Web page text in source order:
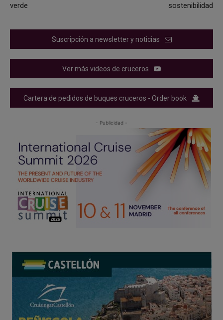
verde
sostenibilidad
Suscripción a newsletter y noticias
Ver más videos de cruceros
Cartera de pedidos de buques cruceros - Order book
- Publicidad -